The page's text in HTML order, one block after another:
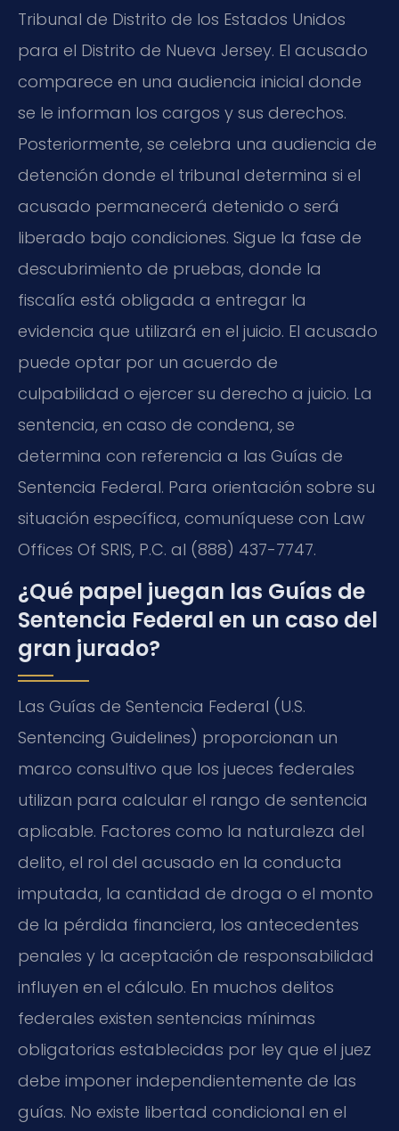
Tribunal de Distrito de los Estados Unidos
para el Distrito de Nueva Jersey. El acusado
comparece en una audiencia inicial donde
se le informan los cargos y sus derechos.
Posteriormente, se celebra una audiencia de
detención donde el tribunal determina si el
acusado permanecerá detenido o será
liberado bajo condiciones. Sigue la fase de
descubrimiento de pruebas, donde la
fiscalía está obligada a entregar la
evidencia que utilizará en el juicio. El acusado
puede optar por un acuerdo de
culpabilidad o ejercer su derecho a juicio. La
sentencia, en caso de condena, se
determina con referencia a las Guías de
Sentencia Federal. Para orientación sobre su
situación específica, comuníquese con Law
Offices Of SRIS, P.C. al (888) 437-7747.
¿Qué papel juegan las Guías de
Sentencia Federal en un caso del
gran jurado?
Las Guías de Sentencia Federal (U.S.
Sentencing Guidelines) proporcionan un
marco consultivo que los jueces federales
utilizan para calcular el rango de sentencia
aplicable. Factores como la naturaleza del
delito, el rol del acusado en la conducta
imputada, la cantidad de droga o el monto
de la pérdida financiera, los antecedentes
penales y la aceptación de responsabilidad
influyen en el cálculo. En muchos delitos
federales existen sentencias mínimas
obligatorias establecidas por ley que el juez
debe imponer independientemente de las
guías. No existe libertad condicional en el